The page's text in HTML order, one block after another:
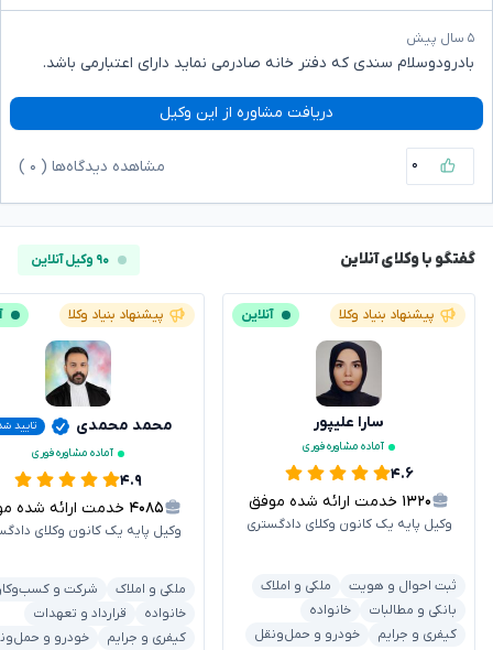
۵ سال پیش
بادرودوسلام سندی که دفتر خانه صادرمی نماید دارای اعتبارمی باشد.
دریافت مشاوره از این وکیل
۰ مشاهده دیدگاه‌ها ( ۰
گفتگو با وکلای آنلاین ۹۰ وکیل آنلاین
پیشنهاد بنیاد وکلا آنلاین
سارا علیپور
آماده مشاوره فوری
۴.۶
۱۳۲۰ خدمت ارائه شده موفق
وکیل پایه یک کانون وکلای دادگستری
ثبت احوال و هویت
ملکی و املاک
بانکی و مطالبات
خانواده
کیفری و جرایم
خودرو و حمل‌ونقل
پیشنهاد بنیاد وکلا
محمد محمدی
تایید
آماده مشاوره فوری
۴.۹
۴۰۸۵ خدمت ارائه شده موفق
وکیل پایه یک کانون وکلای
ملکی و املاک
شرکت و
خانواده
قرارداد و تعهدات
کیفری و جرایم
خودرو و